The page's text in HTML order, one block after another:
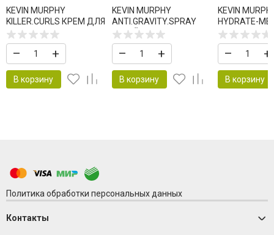
KEVIN MURPHY
KILLER.CURLS КРЕМ ДЛЯ
КОНТРОЛЯ ВЬЮЩИХСЯ
ВОЛОС
– +
В корзину
KEVIN MURPHY
ANTI.GRAVITY.SPRAY
СПРЕЙ ДЛЯ
ПРИКОРНЕВОГО
ОБЪЕМА
– +
В корзину
KEVIN
HYDRATE-
– +
В корзину
Политика обработки персональных данных
Контакты